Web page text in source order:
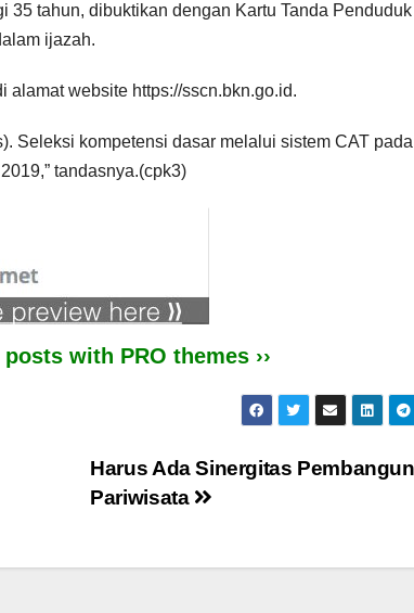
tahun, dibuktikan dengan Kartu Tanda Penduduk
ijazah.
alamat website https://sscn.bkn.go.id.
Seleksi kompetensi dasar melalui sistem CAT
tandasnya.(cpk3)
with PRO themes ››
Harus Ada Sinergitas
Pariwisata